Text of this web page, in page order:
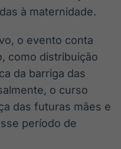
breve
à maternidade.
o evento conta
como distribuição
da barriga das
o curso
das futuras mães e
período de